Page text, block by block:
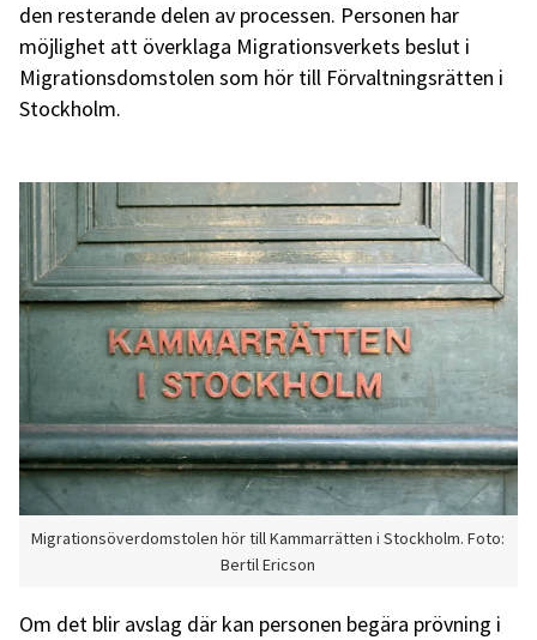
den resterande delen av processen. Personen har
möjlighet att överklaga Migrationsverkets beslut i
Migrationsdomstolen som hör till Förvaltningsrätten i
Stockholm.
Migrationsöverdomstolen hör till Kammarrätten i Stockholm. Foto:
Bertil Ericson
Om det blir avslag där kan personen begära prövning i